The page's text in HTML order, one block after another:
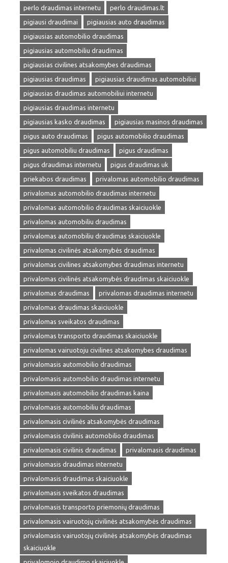
perlo draudimas internetu
perlo draudimas.lt
pigiausi draudimai
pigiausias auto draudimas
pigiausias automobilio draudimas
pigiausias automobiliu draudimas
pigiausias civilines atsakomybes draudimas
pigiausias draudimas
pigiausias draudimas automobiliui
pigiausias draudimas automobiliui internetu
pigiausias draudimas internetu
pigiausias kasko draudimas
pigiausias masinos draudimas
pigus auto draudimas
pigus automobilio draudimas
pigus automobiliu draudimas
pigus draudimas
pigus draudimas internetu
pigus draudimas uk
priekabos draudimas
privalomas automobilio draudimas
privalomas automobilio draudimas internetu
privalomas automobilio draudimas skaiciuokle
privalomas automobiliu draudimas
privalomas automobiliu draudimas skaiciuokle
privalomas civilinės atsakomybės draudimas
privalomas civilines atsakomybes draudimas internetu
privalomas civilinės atsakomybės draudimas skaiciuokle
privalomas draudimas
privalomas draudimas internetu
privalomas draudimas skaiciuokle
privalomas sveikatos draudimas
privalomas transporto draudimas skaiciuokle
privalomas vairuotoju civilines atsakomybes draudimas
privalomasis automobilio draudimas
privalomasis automobilio draudimas internetu
privalomasis automobilio draudimas kaina
privalomasis automobiliu draudimas
privalomasis civilinės atsakomybės draudimas
privalomasis civilinis automobilio draudimas
privalomasis civilinis draudimas
privalomasis draudimas
privalomasis draudimas internetu
privalomasis draudimas skaiciuokle
privalomasis sveikatos draudimas
privalomasis transporto priemonių draudimas
privalomasis vairuotojų civilinės atsakomybės draudimas
privalomasis vairuotojų civilinės atsakomybės draudimas
skaiciuokle